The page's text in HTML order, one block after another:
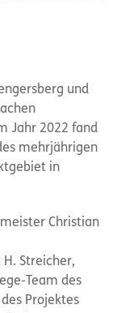
und
Jahr 2022 fand
mehrjährigen
in
Christian
Streicher,
Team des
Projektes